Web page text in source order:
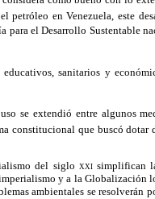
en Venezuela, este
el Desarrollo Sustentable
sanitarios y
uso se extendió entre algunos
constitucional que buscó dotar
del siglo xxisimplifican
y a la Globalización
ambientales se resolverán